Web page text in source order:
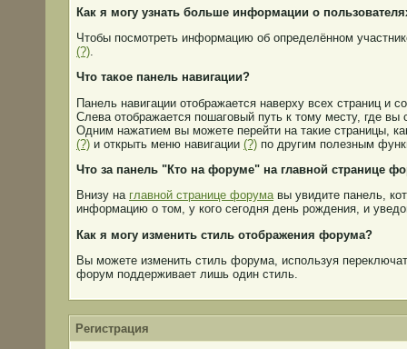
Как я могу узнать больше информации о
Чтобы посмотреть информацию об определённом
(?).
Что такое панель навигации?
Панель навигации отображается наверху всех страниц
Слева отображается пошаговый путь к тому месту, где
Одним нажатием вы можете перейти на такие страницы,
(?) и открыть меню навигации (?) по другим полезным
Что за панель "Кто на форуме" на главной странице
Внизу на главной странице форумавы увидите панель,
информацию о том, у кого сегодня день рождения, и
Как я могу изменить стиль отображения форума?
Вы можете изменить стиль форума, используя
форум поддерживает лишь один стиль.
Регистрация